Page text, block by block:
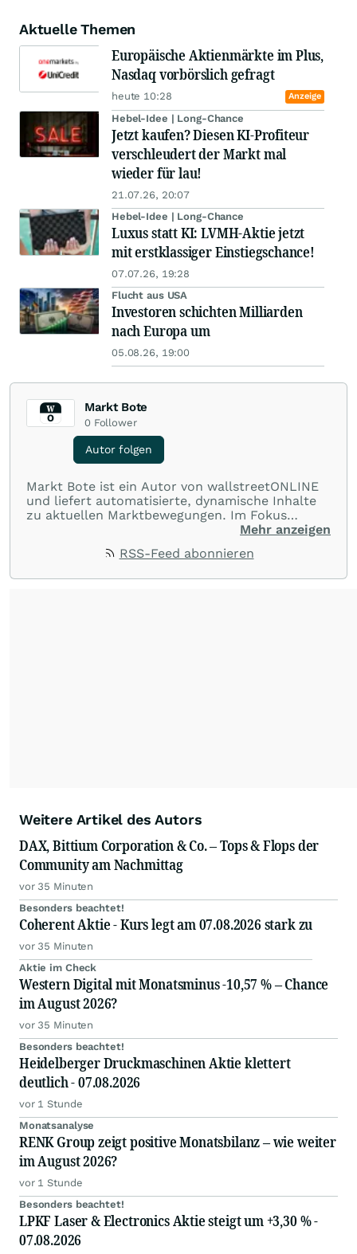
Aktuelle Themen
Europäische Aktienmärkte im Plus,
Nasdaq vorbörslich gefragt
heute 10:28 Anzeige
Hebel-Idee | Long-Chance
Jetzt kaufen? Diesen KI-Profiteur
verschleudert der Markt mal
wieder für lau!
21.07.26, 20:07
Hebel-Idee | Long-Chance
Luxus statt KI: LVMH-Aktie jetzt
mit erstklassiger Einstiegschance!
07.07.26, 19:28
Flucht aus USA
Investoren schichten Milliarden
nach Europa um
05.08.26, 19:00
Markt Bote
0 Follower
Autor folgen
Markt Bote ist ein Autor von wallstreetONLINE
und liefert automatisierte, dynamische Inhalte
zu aktuellen Marktbewegungen. Im Fokus
stehen Tops und Flops, Branchentrends und
Rohstoffe oder Krypto – die Beiträge sind kurz,
Mehr anzeigen
RSS-Feed abonnieren
Weitere Artikel des Autors
DAX, Bittium Corporation & Co. – Tops & Flops der
Community am Nachmittag
vor 35 Minuten
Besonders beachtet!
Coherent Aktie - Kurs legt am 07.08.2026 stark zu
vor 35 Minuten
Aktie im Check
Western Digital mit Monatsminus -10,57 % – Chance
im August 2026?
vor 35 Minuten
Besonders beachtet!
Heidelberger Druckmaschinen Aktie klettert
deutlich - 07.08.2026
vor 1 Stunde
Monatsanalyse
RENK Group zeigt positive Monatsbilanz – wie weiter
im August 2026?
vor 1 Stunde
Besonders beachtet!
LPKF Laser & Electronics Aktie steigt um +3,30 % -
07.08.2026